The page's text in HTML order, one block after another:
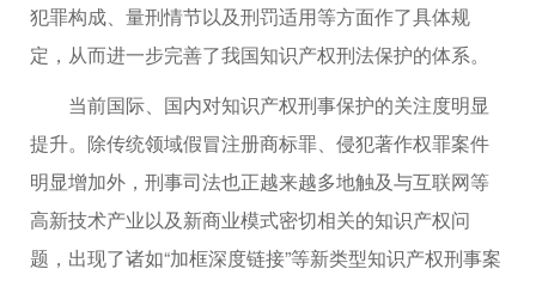
犯罪构成、量刑情节以及刑罚适用等方面作了具体规
定，从而进一步完善了我国知识产权刑法保护的体系。
当前国际、国内对知识产权刑事保护的关注度明显
提升。除传统领域假冒注册商标罪、侵犯著作权罪案件
明显增加外，刑事司法也正越来越多地触及与互联网等
高新技术产业以及新商业模式密切相关的知识产权问
题，出现了诸如“加框深度链接”等新类型知识产权刑事案